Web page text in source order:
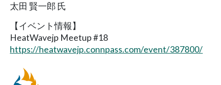
太田 賢一郎 氏
【イベント情報】
HeatWavejp Meetup #18
https://heatwavejp.connpass.com/event/387800/